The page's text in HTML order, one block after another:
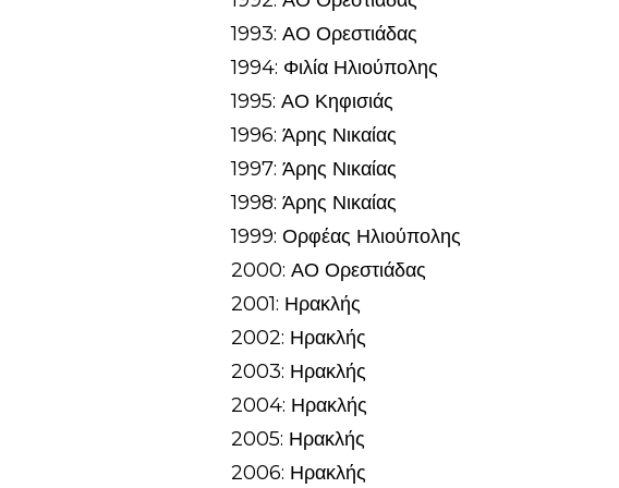
1993: ΑΟ Ορεστιάδας
1994: Φιλία Ηλιούπολης
1995: ΑΟ Κηφισιάς
1996: Άρης Νικαίας
1997: Άρης Νικαίας
1998: Άρης Νικαίας
1999: Ορφέας Ηλιούπολης
2000: ΑΟ Ορεστιάδας
2001: Ηρακλής
2002: Ηρακλής
2003: Ηρακλής
2004: Ηρακλής
2005: Ηρακλής
2006: Ηρακλής